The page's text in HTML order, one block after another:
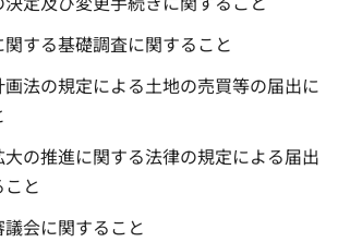
する基礎調査に関すること
法の規定による土地の売買等の届出に
の推進に関する法律の規定による届出
と
会に関すること